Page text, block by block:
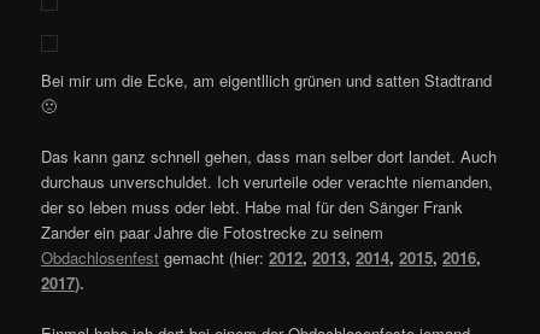
Bei mir um die Ecke, am eigentllich grünen und satten Stadtrand
🙁
Das kann ganz schnell gehen, dass man selber dort landet. Auch
durchaus unverschuldet. Ich verurteile oder verachte niemanden,
der so leben muss oder lebt. Habe mal für den Sänger Frank
Zander ein paar Jahre die Fotostrecke zu seinem
Obdachlosenfest gemacht (hier:2012,2013,2014,2015,2016,
2017).